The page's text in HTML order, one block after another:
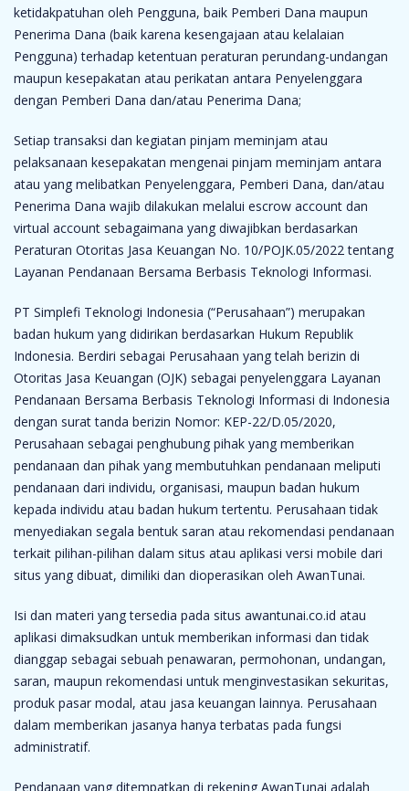
ketidakpatuhan oleh Pengguna, baik Pemberi Dana maupun
Penerima Dana (baik karena kesengajaan atau kelalaian
Pengguna) terhadap ketentuan peraturan perundang-undangan
maupun kesepakatan atau perikatan antara Penyelenggara
dengan Pemberi Dana dan/atau Penerima Dana;
Setiap transaksi dan kegiatan pinjam meminjam atau
pelaksanaan kesepakatan mengenai pinjam meminjam antara
atau yang melibatkan Penyelenggara, Pemberi Dana, dan/atau
Penerima Dana wajib dilakukan melalui escrow account dan
virtual account sebagaimana yang diwajibkan berdasarkan
Peraturan Otoritas Jasa Keuangan No. 10/POJK.05/2022 tentang
Layanan Pendanaan Bersama Berbasis Teknologi Informasi.
PT Simplefi Teknologi Indonesia (“Perusahaan”) merupakan
badan hukum yang didirikan berdasarkan Hukum Republik
Indonesia. Berdiri sebagai Perusahaan yang telah berizin di
Otoritas Jasa Keuangan (OJK) sebagai penyelenggara Layanan
Pendanaan Bersama Berbasis Teknologi Informasi di Indonesia
dengan surat tanda berizin Nomor: KEP-22/D.05/2020,
Perusahaan sebagai penghubung pihak yang memberikan
pendanaan dan pihak yang membutuhkan pendanaan meliputi
pendanaan dari individu, organisasi, maupun badan hukum
kepada individu atau badan hukum tertentu. Perusahaan tidak
menyediakan segala bentuk saran atau rekomendasi pendanaan
terkait pilihan-pilihan dalam situs atau aplikasi versi mobile dari
situs yang dibuat, dimiliki dan dioperasikan oleh AwanTunai.
Isi dan materi yang tersedia pada situs awantunai.co.id atau
aplikasi dimaksudkan untuk memberikan informasi dan tidak
dianggap sebagai sebuah penawaran, permohonan, undangan,
saran, maupun rekomendasi untuk menginvestasikan sekuritas,
produk pasar modal, atau jasa keuangan lainnya. Perusahaan
dalam memberikan jasanya hanya terbatas pada fungsi
administratif.
Pendanaan yang ditempatkan di rekening AwanTunai adalah